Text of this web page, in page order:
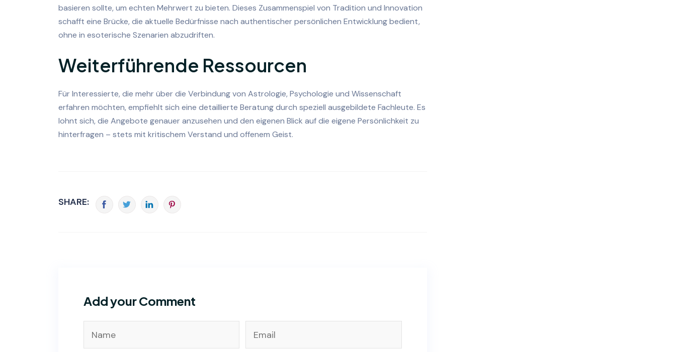
basieren sollte, um echten Mehrwert zu bieten. Dieses Zusammenspiel von Tradition und Innovation
schafft eine Brücke, die aktuelle Bedürfnisse nach authentischer persönlichen Entwicklung bedient,
ohne in esoterische Szenarien abzudriften.
Weiterführende Ressourcen
Für Interessierte, die mehr über die Verbindung von Astrologie, Psychologie und Wissenschaft
erfahren möchten, empfiehlt sich eine detaillierte Beratung durch speziell ausgebildete Fachleute. Es
lohnt sich, die Angebote genauer anzusehen und den eigenen Blick auf die eigene Persönlichkeit zu
hinterfragen – stets mit kritischem Verstand und offenem Geist.
SHARE:
Add your Comment